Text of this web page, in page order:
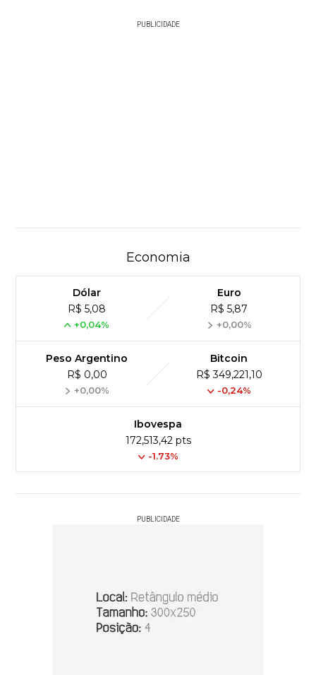
PUBLICIDADE
Economia
Dólar
R$ 5,08
+0,04%
Euro
R$ 5,87
+0,00%
Peso Argentino
R$ 0,00
+0,00%
Bitcoin
R$ 349,221,10
-0,24%
Ibovespa
172,513,42 pts
-1.73%
PUBLICIDADE